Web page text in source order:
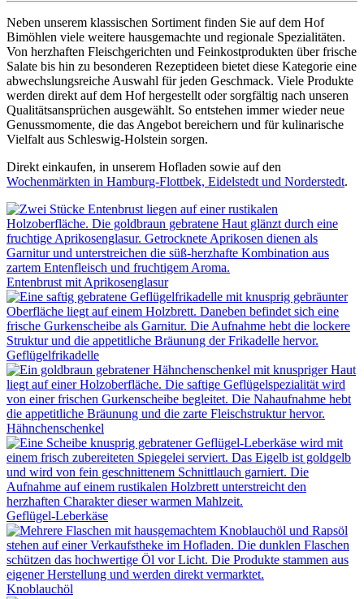
Neben unserem klassischen Sortiment finden Sie auf dem Hof
Bimöhlen viele weitere hausgemachte und regionale Spezialitäten.
Von herzhaften Fleischgerichten und Feinkostprodukten über frische
Salate bis hin zu besonderen Rezeptideen bietet diese Kategorie eine
abwechslungsreiche Auswahl für jeden Geschmack. Viele Produkte
werden direkt auf dem Hof hergestellt oder sorgfältig nach unseren
Qualitätsansprüchen ausgewählt. So entstehen immer wieder neue
Genussmomente, die das Angebot bereichern und für kulinarische
Vielfalt aus Schleswig-Holstein sorgen.
Direkt einkaufen, in unserem Hofladen sowie auf den
Wochenmärkten in Hamburg-Flottbek, Eidelstedt und Norderstedt.
Entenbrust mit Aprikosenglasur
Geflügelfrikadelle
Hähnchenschenkel
Geflügel-Leberkäse
Knoblauchöl